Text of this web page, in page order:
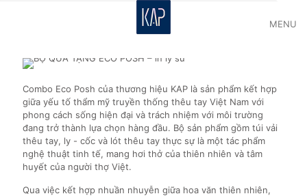
MENU
Combo Eco Posh của thương hiệu KAP là sản phẩm kết hợp
giữa yếu tố thẩm mỹ truyền thống thêu tay Việt Nam với
phong cách sống hiện đại và trách nhiệm với môi trường
đang trở thành lựa chọn hàng đầu. Bộ sản phẩm gồm túi vải
thêu tay, ly - cốc và lót thêu tay thực sự là một tác phẩm
nghệ thuật tinh tế, mang hơi thở của thiên nhiên và tâm
huyết của người thợ Việt.
Qua việc kết hợp nhuần nhuyễn giữa hoa văn thiên nhiên,